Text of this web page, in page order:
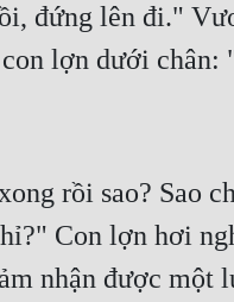
đứng lên đi."
lợn dưới chân:
rồi sao? Sao
Con lợn hơi
nhận được một